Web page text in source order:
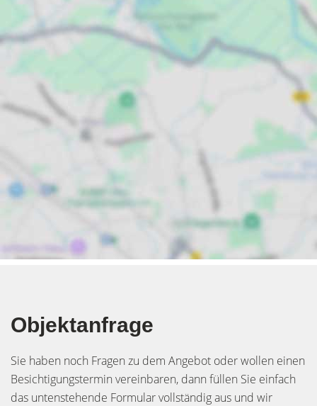
Objektanfrage
Sie haben noch Fragen zu dem Angebot oder wollen einen
Besichtigungstermin vereinbaren, dann füllen Sie einfach
das untenstehende Formular vollständig aus und wir